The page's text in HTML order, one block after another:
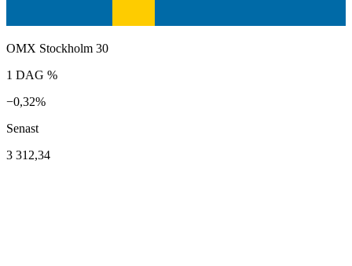
OMX Stockholm 30
1 DAG %
−0,32%
Senast
3 312,34